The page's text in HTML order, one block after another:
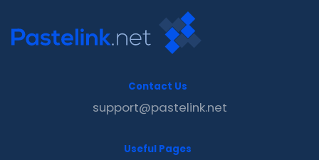
Contact Us
support@pastelink.net
Useful Pages